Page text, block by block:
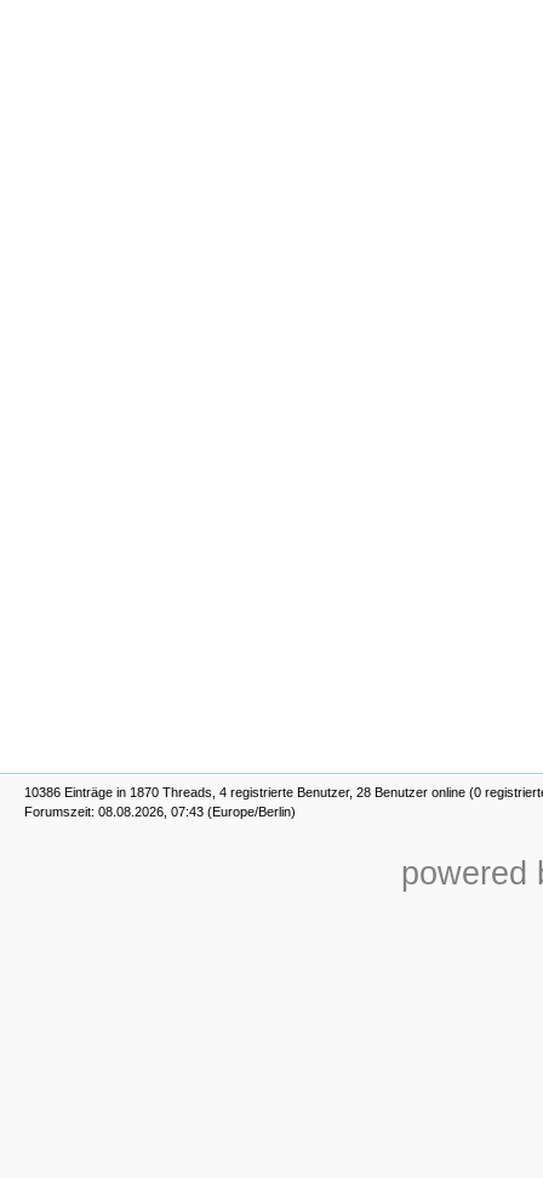
10386 Einträge in 1870 Threads, 4 registrierte Benutzer, 28 Benutzer online (0
Forumszeit: 08.08.2026, 07:43 (Europe/Berlin)
powered